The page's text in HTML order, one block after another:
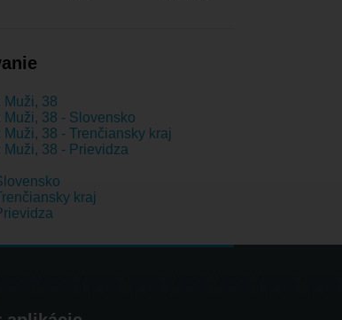
Muži, 38
Muži, 38 - Slovensko
38 - Trenčiansky kraj
Muži, 38 - Prievidza
kraj